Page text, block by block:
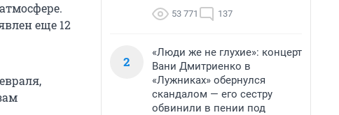
еще 12
53 771 137
2
«Люди же не глухие»: концерт
Вани Дмитриенко в
«Лужниках» обернулся
скандалом — его сестру
обвинили в пении под